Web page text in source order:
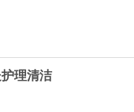
理清洁